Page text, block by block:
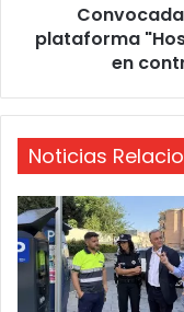
i
l
a
f
a
l
f
e
s
t
a
plataforma
en
Noticias